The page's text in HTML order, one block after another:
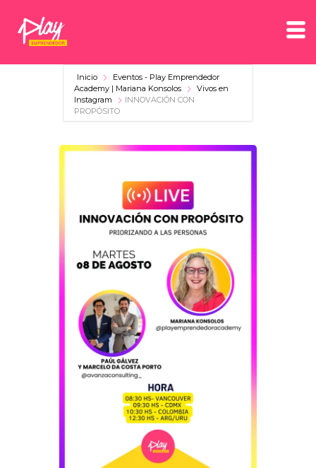
Inicio
Eventos - Play Emprendedor
Academy | Mariana Konsolos
Vivos en
Instagram
INNOVACIÓN CON
PROPÓSITO